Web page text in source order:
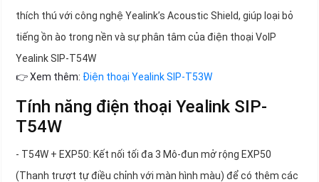
thích thú với công nghệ Yealink’s Acoustic Shield, giúp loại bỏ
tiếng ồn ào trong nền và sự phân tâm của điện thoại VoIP
Yealink SIP-T54W
👉 Xem thêm: Điện thoại Yealink SIP-T53W
Tính năng điện thoại Yealink SIP-
T54W
- T54W + EXP50: Kết nối tối đa 3 Mô-đun mở rộng EXP50
(Thanh trượt tự điều chỉnh với màn hình màu) để có thêm các